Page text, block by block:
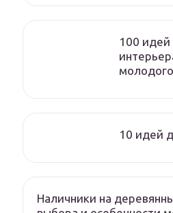
100 идей
10 идей
Наличники на